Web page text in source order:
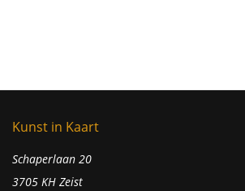
Kunst in Kaart
Schaperlaan 20
3705 KH Zeist